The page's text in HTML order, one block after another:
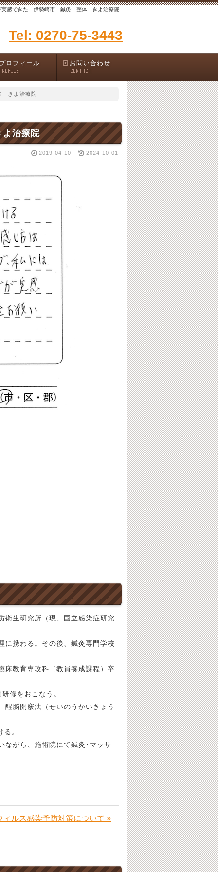
実感できた｜伊勢崎市 鍼灸 整体 きよ治療院
Tel: 0270-75-3443
ロフィール お問い合わせ
CONTACT
きよ治療院
治療院
2019-04-10 2024-10-01
衛生研究所（現、国立感染症研究
に携わる。その後、鍼灸専門学校
床教育専攻科（教員養成課程）卒
修をおこなう。
醒脳開竅法（せいのうかいきょう
。
ながら、施術院にて鍼灸･マッサ
ィルス感染予防対策について »